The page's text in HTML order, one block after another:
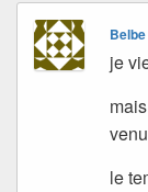
Belbe
je
le